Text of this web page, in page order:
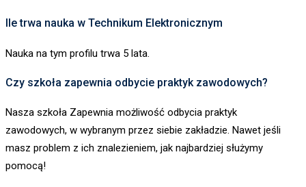
Ile trwa nauka w Technikum Elektronicznym
Nauka na tym profilu trwa 5 lata.
Czy szkoła zapewnia odbycie praktyk zawodowych?
Nasza szkoła Zapewnia możliwość odbycia praktyk
zawodowych, w wybranym przez siebie zakładzie. Nawet jeśli
masz problem z ich znalezieniem, jak najbardziej służymy
pomocą!